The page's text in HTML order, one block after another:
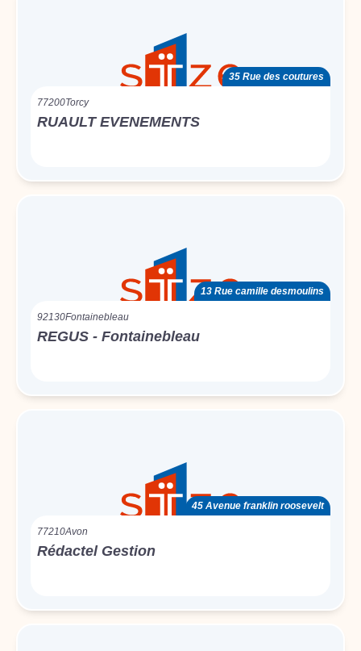
35 Rue des coutures
77200Torcy
RUAULT EVENEMENTS
13 Rue camille desmoulins
92130Fontainebleau
REGUS - Fontainebleau
45 Avenue franklin roosevelt
77210Avon
Rédactel Gestion